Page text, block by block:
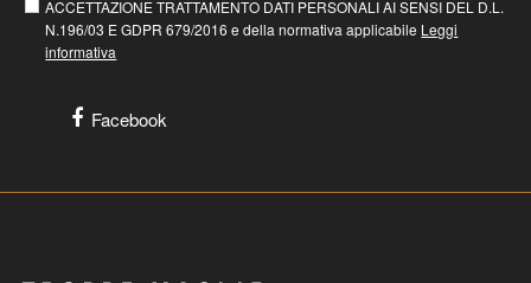
ACCETTAZIONE TRATTAMENTO DATI PERSONALI AI SENSI DEL D.L.
N.196/03 E GDPR 679/2016 e della normativa applicabile Leggi
informativa
Facebook